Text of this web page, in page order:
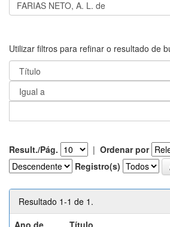
Utilizar filtros para refinar o resultado de
Result./Pág. | Ordenar por
Registro(s)
Resultado 1-1 de 1.
Ano de
Título